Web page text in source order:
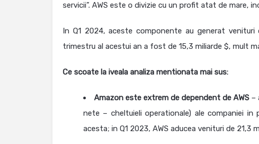
servicii”. AWS este o divizie cu un profit atat de mare,
In Q1 2024, aceste componente au generat venituri
trimestru al acestui an a fost de 15,3 miliarde $, mult
Ce scoate la iveala analiza mentionata mai sus:
Amazon este extrem de dependent de AWS –
nete – cheltuieli operationale) ale companiei
acesta; in Q1 2023, AWS aducea venituri de 21,3